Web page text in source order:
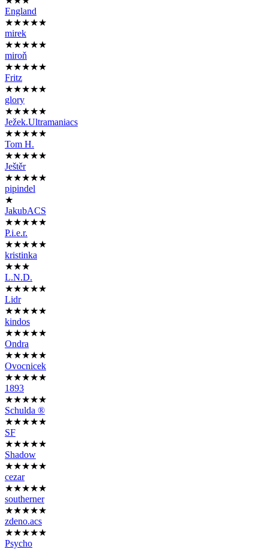
England
★★★★★
mirek
★★★★★
miroň
★★★★★
Fritz
★★★★★
glory
★★★★★
Ježek.Ultramaniacs
★★★★★
Tom H.
★★★★★
Ještěr
★★★★★
pipindel
★
JakubACS
★★★★★
P.i.e.r.
★★★★★
kristinka
★★★
L.N.D.
★★★★★
Lidr
★★★★★
kindos
★★★★★
Ondra
★★★★★
Ovocnicek
★★★★★
1893
★★★★★
Schulda ®
★★★★★
SF
★★★★★
Shadow
★★★★★
cezar
★★★★★
southerner
★★★★★
zdeno.acs
★★★★★
Psycho